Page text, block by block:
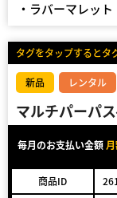
・ラバーマレット
タグをタップするとタ
新品 レンタル
マルチパーパ
毎月のお支払い金額
商品ID